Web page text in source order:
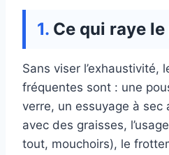
Ce qui raye
Sans viser l’exhaustivité,
fréquentes sont : une
verre, un essuyage à sec
avec des graisses,
tout, mouchoirs), le